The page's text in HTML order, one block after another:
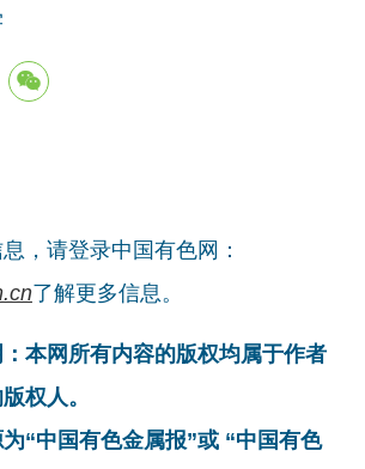
，请登录中国有色网：
了解更多信息。
本网所有内容的版权均属于作者
权人。
“中国有色金属报”或 “中国有色